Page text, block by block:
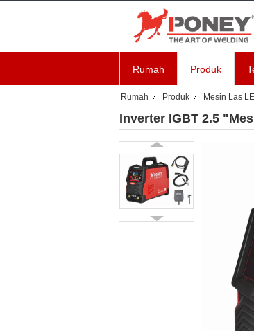
Rumah Produk
Rumah Produk Mesin Las
Inverter IGBT 2.5